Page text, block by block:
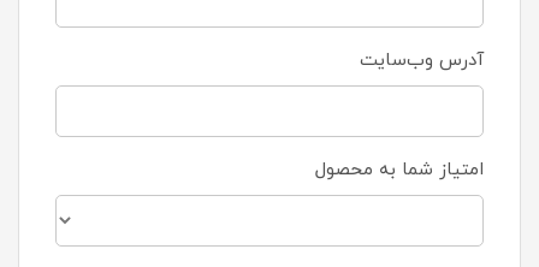
آدرس وب‌سایت
امتیاز شما به محصول